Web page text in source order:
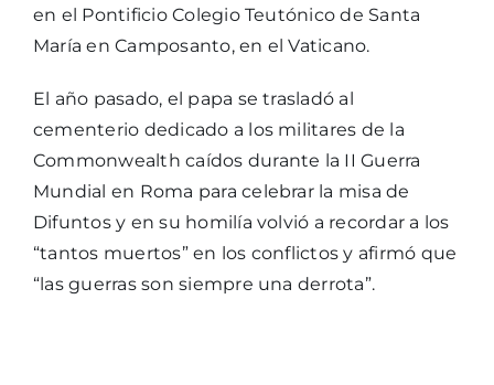
en el Pontificio Colegio Teutónico de Santa
María en Camposanto, en el Vaticano.
El año pasado, el papa se trasladó al
cementerio dedicado a los militares de la
Commonwealth caídos durante la II Guerra
Mundial en Roma para celebrar la misa de
Difuntos y en su homilía volvió a recordar a los
“tantos muertos” en los conflictos y afirmó que
“las guerras son siempre una derrota”.